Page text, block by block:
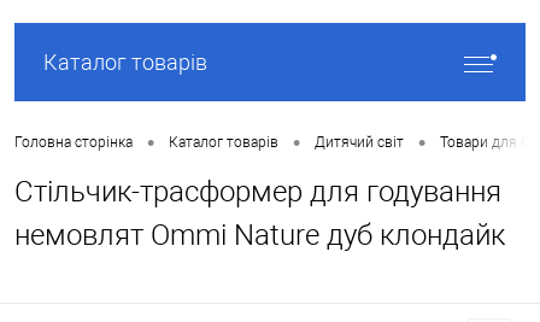
Каталог товарів
Головна сторінка • Каталог товарів • Дитячий світ • Товари для
Стільчик-трасформер для годування
немовлят Ommi Nature дуб клондайк